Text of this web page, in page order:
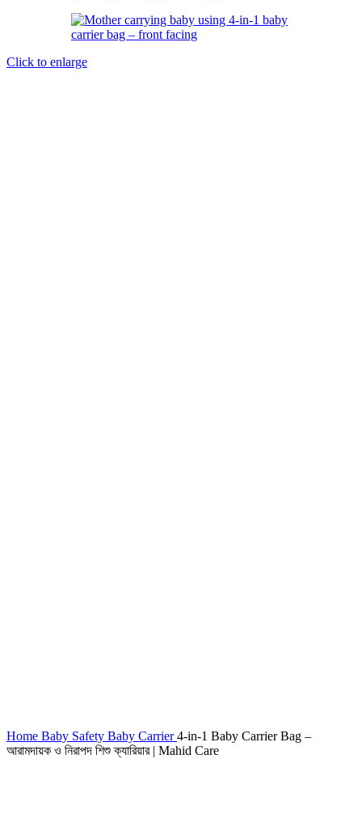
Click to enlarge
Home Baby Safety Baby Carrier4-in-1 Baby Carrier Bag –
আরামদায়ক ও নিরাপদ শিশু ক্যারিয়ার | Mahid Care